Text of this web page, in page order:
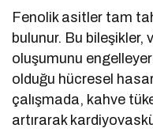
Fenolik asitler tam
bulunur. Bu
oluşumunu
olduğu hücresel
çalışmada, kahve
artırarak